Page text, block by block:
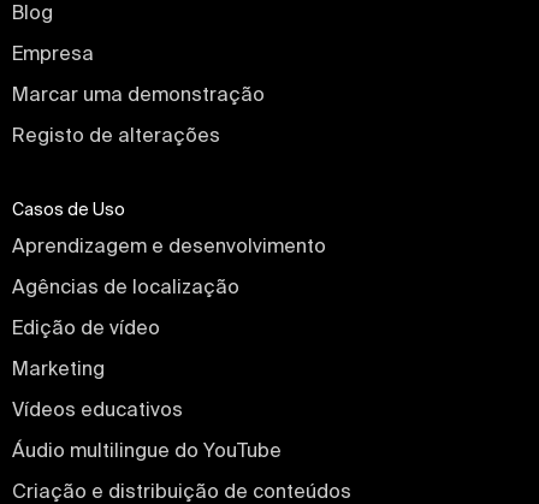
Blog
Empresa
Marcar uma demonstração
Registo de alterações
Casos de Uso
Aprendizagem e desenvolvimento
Agências de localização
Edição de vídeo
Marketing
Vídeos educativos
Áudio multilingue do YouTube
Criação e distribuição de conteúdos